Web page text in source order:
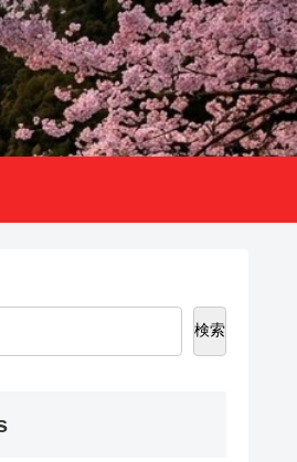
検索